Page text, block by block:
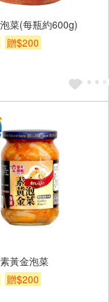
菜(每瓶約600g)
贈$200
黃金泡菜
贈$200